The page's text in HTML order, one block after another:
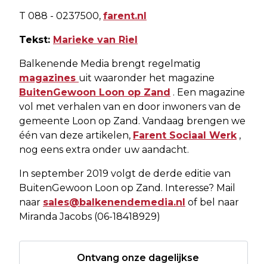
T 088 - 0237500, farent.nl
Tekst: Marieke van Riel
Balkenende Media brengt regelmatig
magazines uit waaronder het magazine
BuitenGewoon Loon op Zand . Een magazine
vol met verhalen van en door inwoners van de
gemeente Loon op Zand. Vandaag brengen we
één van deze artikelen, Farent Sociaal Werk ,
nog eens extra onder uw aandacht.
In september 2019 volgt de derde editie van
BuitenGewoon Loon op Zand. Interesse? Mail
naar sales@balkenendemedia.nl of bel naar
Miranda Jacobs (06-18418929)
Ontvang onze dagelijkse